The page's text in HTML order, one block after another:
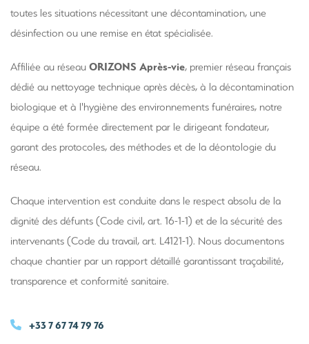
toutes les situations nécessitant une décontamination, une
désinfection ou une remise en état spécialisée.
Affiliée au réseau ORIZONS Après-vie, premier réseau français
dédié au nettoyage technique après décès, à la décontamination
biologique et à l'hygiène des environnements funéraires, notre
équipe a été formée directement par le dirigeant fondateur,
garant des protocoles, des méthodes et de la déontologie du
réseau.
Chaque intervention est conduite dans le respect absolu de la
dignité des défunts (Code civil, art. 16-1-1) et de la sécurité des
intervenants (Code du travail, art. L4121-1). Nous documentons
chaque chantier par un rapport détaillé garantissant traçabilité,
transparence et conformité sanitaire.
+33 7 67 74 79 76